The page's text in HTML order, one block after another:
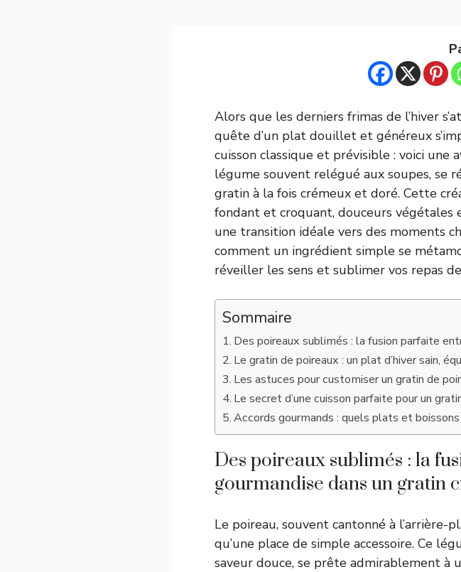
Alors que les derniers frimas de l’hiver
quête d’un plat douillet et généreux
cuisson classique et prévisible : voici
légume souvent relégué aux soupes, se
gratin à la fois crémeux et doré. Cette
fondant et croquant, douceurs végétales
une transition idéale vers des moments
comment un ingrédient simple se
réveiller les sens et sublimer vos repas
Sommaire
Des poireaux sublimés : la fusion parfaite
Le gratin de poireaux : un plat d’hiver sain,
Les astuces pour customiser un gratin de
Le secret d’une cuisson parfaite pour un
Accords gourmands : quels plats et
Des poireaux sublimés : la
gourmandise dans un gratin
Le poireau, souvent cantonné à
qu’une place de simple accessoire. Ce
saveur douce, se prête admirablement